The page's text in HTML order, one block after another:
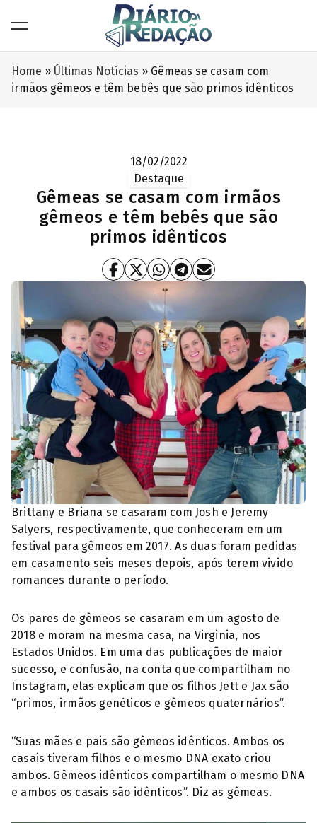
Home » Últimas Notícias » Gêmeas se casam com
irmãos gêmeos e têm bebês que são primos idênticos
18/02/2022
Destaque
Gêmeas se casam com irmãos
gêmeos e têm bebês que são
primos idênticos
Brittany e Briana se casaram com Josh e Jeremy
Salyers, respectivamente, que conheceram em um
festival para gêmeos em 2017. As duas foram pedidas
em casamento seis meses depois, após terem vivido
romances durante o período.
Os pares de gêmeos se casaram em um agosto de
2018 e moram na mesma casa, na Virginia, nos
Estados Unidos. Em uma das publicações de maior
sucesso, e confusão, na conta que compartilham no
Instagram, elas explicam que os filhos Jett e Jax são
“primos, irmãos genéticos e gêmeos quaternários”.
“Suas mães e pais são gêmeos idênticos. Ambos os
casais tiveram filhos e o mesmo DNA exato criou
ambos. Gêmeos idênticos compartilham o mesmo DNA
e ambos os casais são idênticos”. Diz as gêmeas.